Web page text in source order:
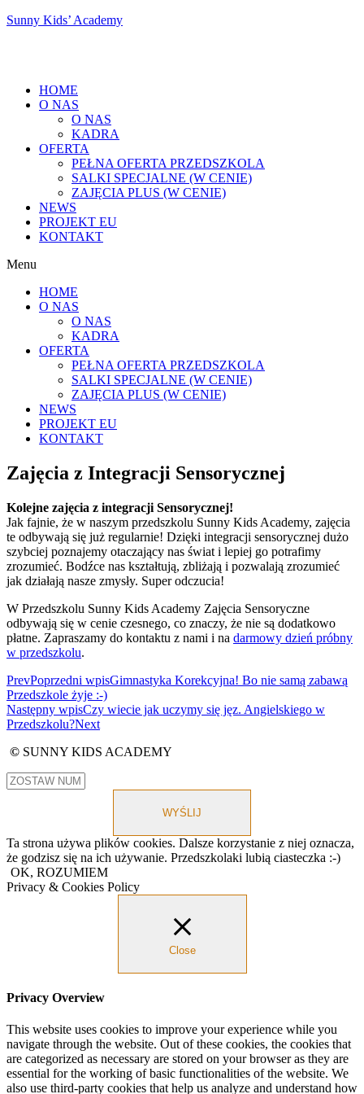
Sunny Kids’ Academy
HOME
O NAS
O NAS
KADRA
OFERTA
PEŁNA OFERTA PRZEDSZKOLA
SALKI SPECJALNE (W CENIE)
ZAJĘCIA PLUS (W CENIE)
NEWS
PROJEKT EU
KONTAKT
Menu
HOME
O NAS
O NAS
KADRA
OFERTA
PEŁNA OFERTA PRZEDSZKOLA
SALKI SPECJALNE (W CENIE)
ZAJĘCIA PLUS (W CENIE)
NEWS
PROJEKT EU
KONTAKT
Zajęcia z Integracji Sensorycznej
Kolejne zajęcia z integracji Sensorycznej!
Jak fajnie, że w naszym przedszkolu Sunny Kids Academy, zajęcia
te odbywają się już regularnie! Dzięki integracji sensorycznej dużo
szybciej poznajemy otaczający nas świat i lepiej go potrafimy
zrozumieć. Bodźce nas kształtują, zbliżają i pozwalają zrozumieć
jak działają nasze zmysły. Super odczucia!
W Przedszkolu Sunny Kids Academy Zajęcia Sensoryczne
odbywają się w cenie czesnego, co znaczy, że nie są dodatkowo
płatne. Zapraszamy do kontaktu z nami i na darmowy dzień próbny
w przedszkolu.
PrevPoprzedni wpisGimnastyka Korekcyjna! Bo nie samą zabawą
Przedszkole żyje :-)
Następny wpisCzy wiecie jak uczymy się jęz. Angielskiego w
Przedszkolu?Next
© SUNNY KIDS ACADEMY
WYŚLIJ
Ta strona używa plików cookies. Dalsze korzystanie z niej oznacza,
że godzisz się na ich używanie. Przedszkolaki lubią ciasteczka :-)
OK, ROZUMIEM
Privacy & Cookies Policy
Close
Privacy Overview
This website uses cookies to improve your experience while you
navigate through the website. Out of these cookies, the cookies that
are categorized as necessary are stored on your browser as they are
essential for the working of basic functionalities of the website. We
also use third-party cookies that help us analyze and understand how